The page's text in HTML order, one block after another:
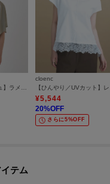
◆【マシンウォッシュ】ラメケーププルオーバー
cloenc
¥5,544
20%OFF
さらに5%OFF
テム